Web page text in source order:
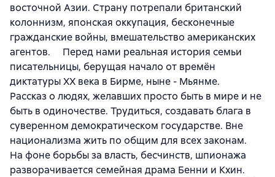
восточной Азии. Страну потрепали британский
колоннизм, японская оккупация, бесконечные
гражданские войны, вмешательство американских
агентов. ⠀ Перед нами реальная история семьи
писательницы, берущая начало от времён
диктатуры ХХ века в Бирме, ныне - Мьянме. ⠀
Рассказ о людях, желавших просто быть в мире и не
быть в одиночестве. Трудиться, создавать блага в
суверенном демократическом государстве. Вне
национализма жить по общим для всех законам. ⠀
На фоне борьбы за власть, бесчинств, шпионажа
разворачивается семейная драма Бенни и Кхин.